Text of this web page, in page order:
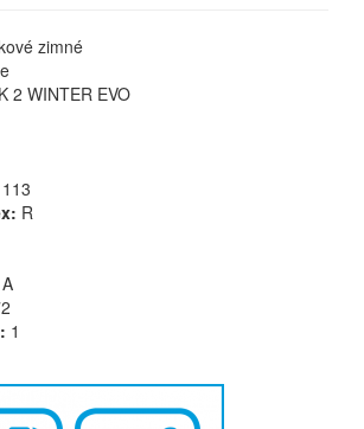
zimné
2 WINTER EVO
113
R
A
1